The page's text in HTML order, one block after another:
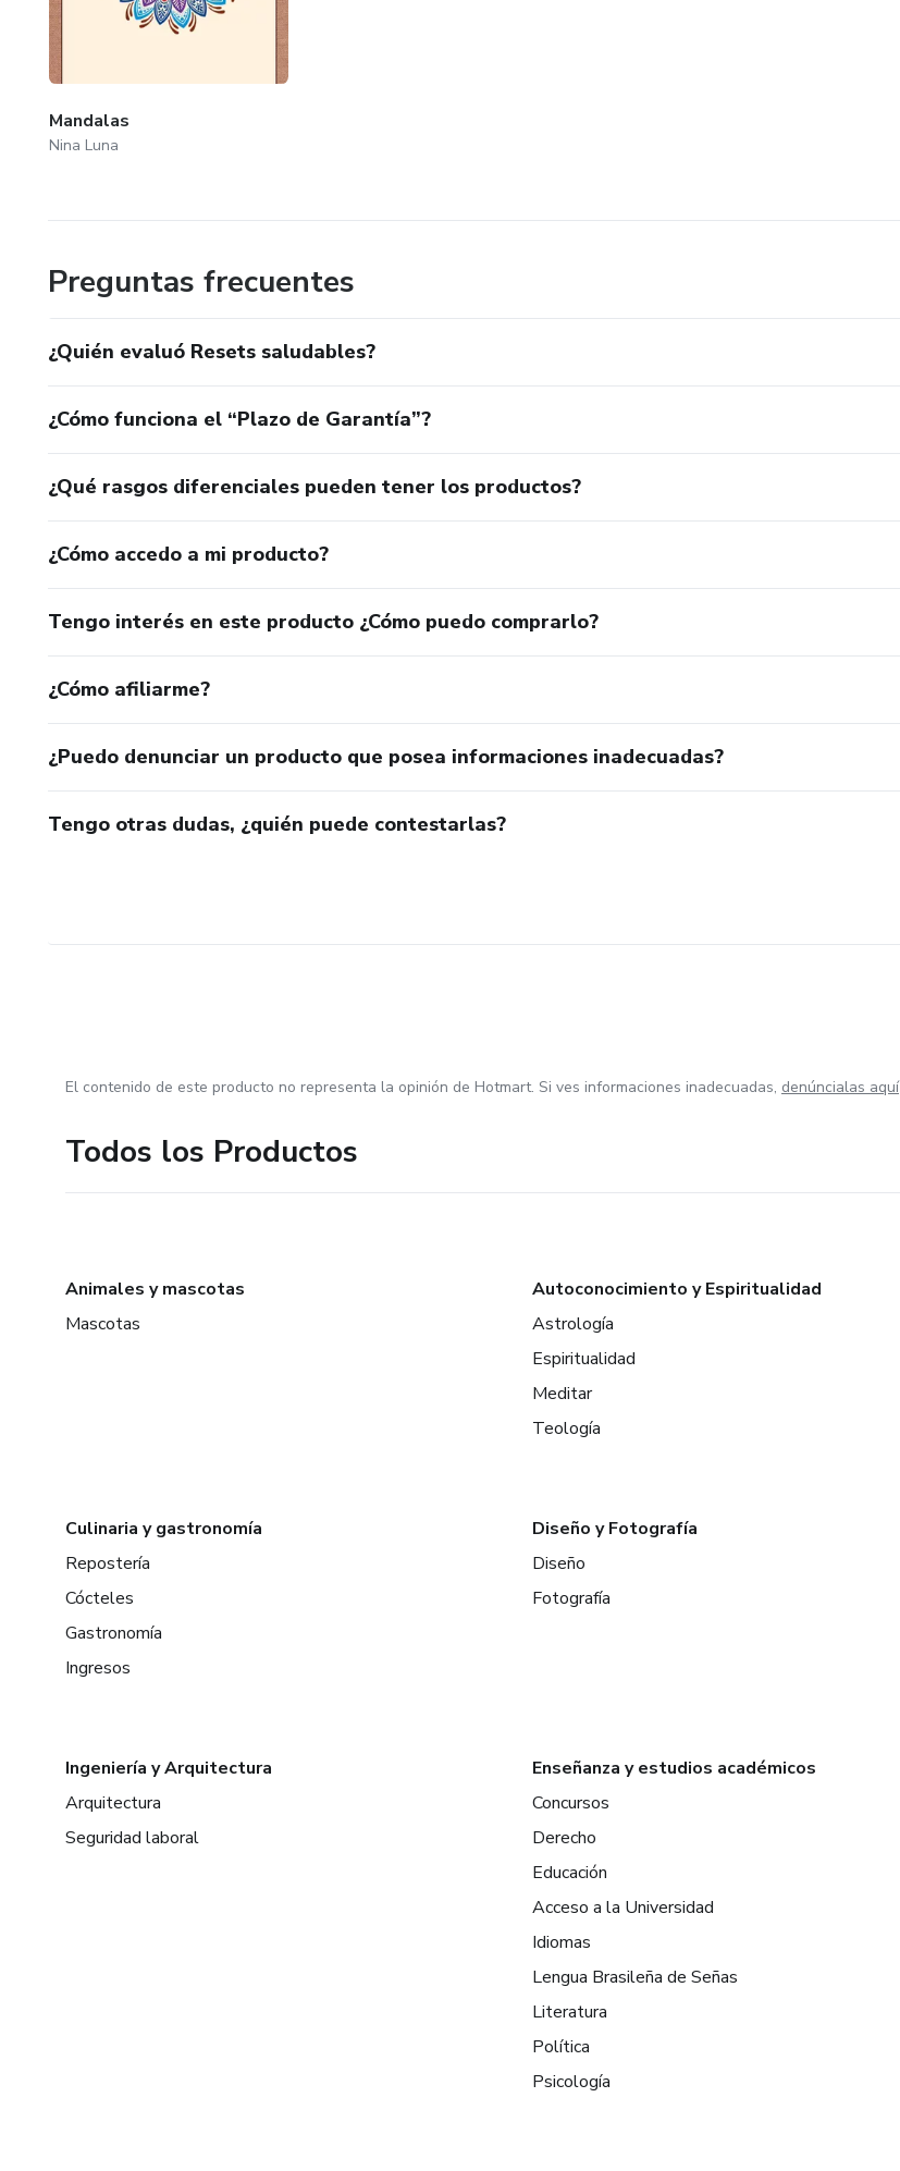
Mandalas
Nina Luna
Preguntas frecuentes
¿Quién evaluó Resets saludables?
¿Cómo funciona el “Plazo de Garantía”?
¿Qué rasgos diferenciales pueden tener los productos?
¿Cómo accedo a mi producto?
Tengo interés en este producto ¿Cómo puedo comprarlo?
¿Cómo afiliarme?
¿Puedo denunciar un producto que posea informaciones inadecuadas?
Tengo otras dudas, ¿quién puede contestarlas?
El contenido de este producto no representa la opinión de Hotmart. Si ves informaciones inadecuadas, denúncialas aquí
Todos los Productos
Animales y mascotas
Mascotas
Autoconocimiento y Espiritualidad
Astrología
Espiritualidad
Meditar
Teología
Culinaria y gastronomía
Repostería
Cócteles
Gastronomía
Ingresos
Diseño y Fotografía
Diseño
Fotografía
Ingeniería y Arquitectura
Arquitectura
Seguridad laboral
Enseñanza y estudios académicos
Concursos
Derecho
Educación
Acceso a la Universidad
Idiomas
Lengua Brasileña de Señas
Literatura
Política
Psicología